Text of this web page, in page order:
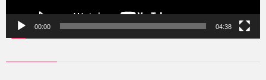
00:00 04:38